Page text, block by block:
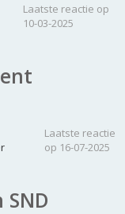
Laatste reactie op
10-03-2025
Laatste reactie
op 16-07-2025
SND